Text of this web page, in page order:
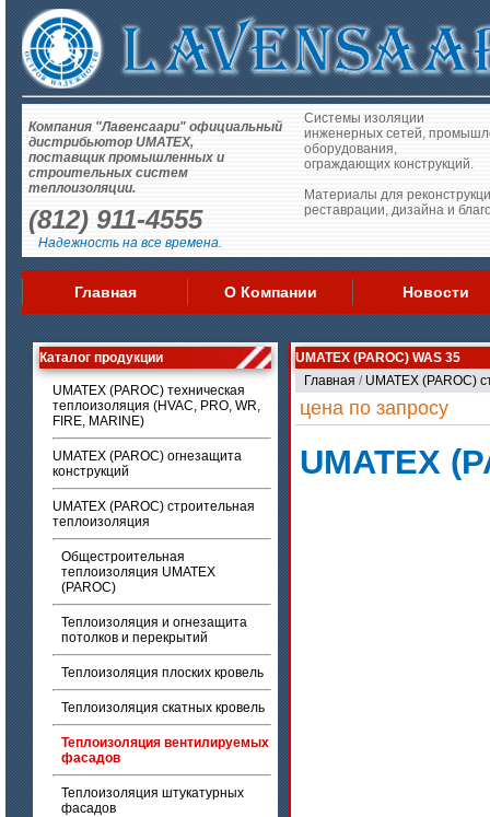
Компания "Лавенсаари" официальный
дистрибьютор UMATEX,
поставщик промышленных и
строительных систем
теплоизоляции.
(812) 911-4555
Надежность на все времена.
Системы изоляции
инженерных сетей,
оборудования,
ограждающих конструкций.
Материалы для
реставрации, дизайна и
Главная О Компании Новости
Каталог продукции
UMATEX (PAROC) техническая
теплоизоляция (HVAC, PRO, WR,
FIRE, MARINE)
UMATEX (PAROC) огнезащита
конструкций
UMATEX (PAROC) строительная
теплоизоляция
Общестроительная
теплоизоляция UMATEX
(PAROC)
Теплоизоляция и огнезащита
потолков и перекрытий
Теплоизоляция плоских кровель
Теплоизоляция скатных кровель
Теплоизоляция вентилируемых
фасадов
Теплоизоляция штукатурных
фасадов
UMATEX (PAROC) WAS 35
Главная / UMATEX (PAROC)
цена по запросу
UMATEX